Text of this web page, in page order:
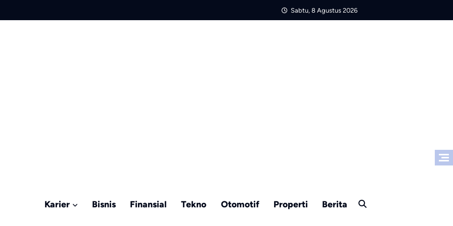
Sabtu, 8 Agustus 2026
Karier Bisnis Finansial Tekno Otomotif Properti Berita